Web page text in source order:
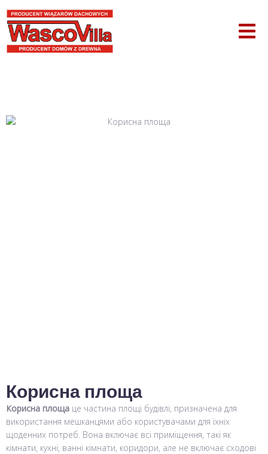
Корисна площа
Корисна площа це частина площі будівлі, призначена для
використання мешканцями або користувачами для їхніх
щоденних потреб. Вона включає всі приміщення, такі як
кімнати, кухні, ванні кімнати, коридори, але не включає сходові